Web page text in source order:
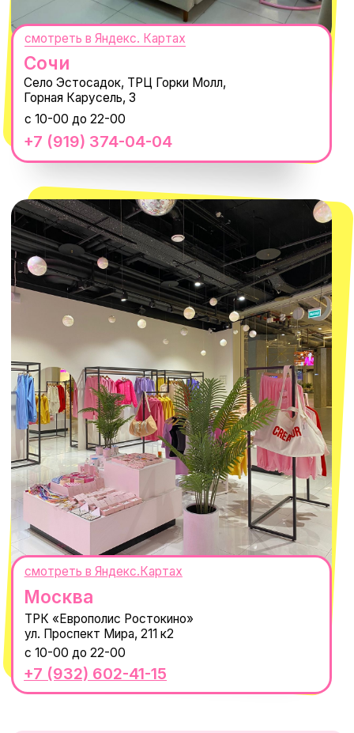
ИП Проворный Алексей Алексеевич
ИНН 667114098580
ОГРНИП 320665800076581
Telegram
WhatsApp
macrocosm_store@mail.ru
КОНТАКТЫ
Size guide
Обмен и возврат
Доставка и оплата
Вакансии
Реквизиты
Магазины
Наши путешествия
Наши проекты
Новости
Каталог
© 2021-2025 Macrocosm ®
Оферта
Пользовательское соглашение
Политика обработки персональных
данных